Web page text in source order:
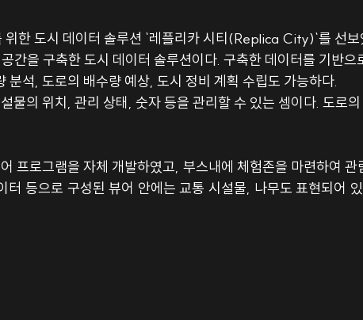
한 도시 데이터 솔루션 `레플리카 시티(Replica City)`를 선보
간을 구축한 도시 데이터 솔루션이다. 구축한 데이터를 기반
석, 도로의 배수량 예상, 도시 정비 계획 수립도 가능하다.
물의 위치, 관리 상태, 숫자 등을 관리할 수 있는 셈이다. 도로
프로그램을 자체 개발하였고, 부스내에 체험존을 마련하여
등으로 구성된 뷰어 안에는 교통 시설물, 나무도 표현되어